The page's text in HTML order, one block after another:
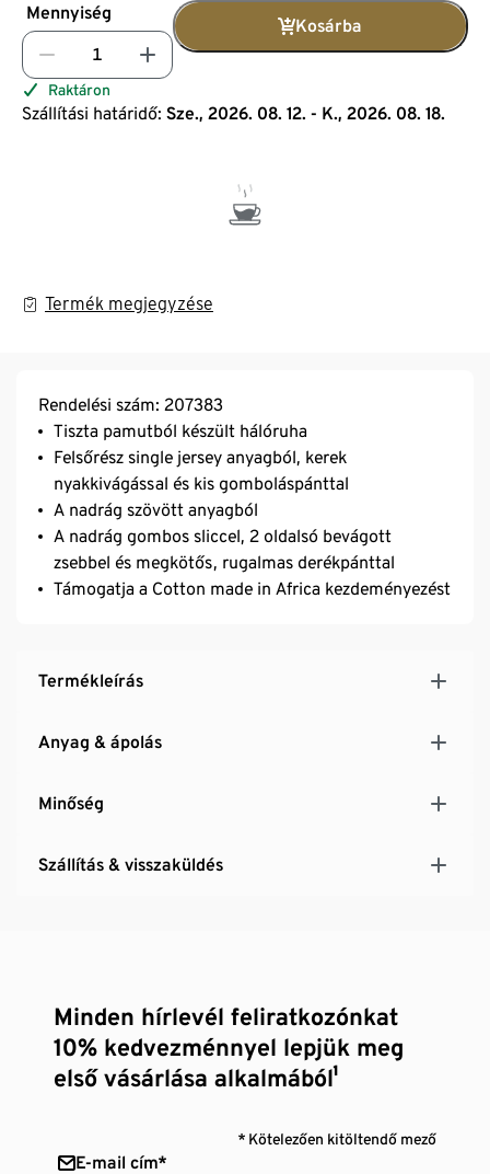
Mennyiség
Kosárba
Raktáron
Szállítási határidő: Sze., 2026. 08. 12. - K., 2026. 08. 18.
Termék megjegyzése
Rendelési szám: 207383
Tiszta pamutból készült hálóruha
Felsőrész single jersey anyagból, kerek
nyakkivágással és kis gomboláspánttal
A nadrág szövött anyagból
A nadrág gombos sliccel, 2 oldalsó bevágott
zsebbel és megkötős, rugalmas derékpánttal
Támogatja a Cotton made in Africa kezdeményezést
Termékleírás
Anyag & ápolás
Minőség
Szállítás & visszaküldés
Minden hírlevél feliratkozónkat
10% kedvezménnyel lepjük meg
első vásárlása alkalmából¹
* Kötelezően kitöltendő mező
E-mail cím*